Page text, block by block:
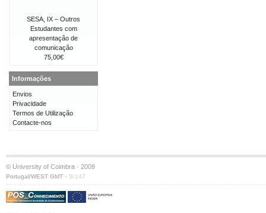
SESA, IX – Outros
Estudantes com
apresentação de
comunicação
75,00€
Informações
Envios
Privacidade
Termos de Utilização
Contacte-nos
© University of Coimbra · 2009
Portugal/WEST GMT · S:147